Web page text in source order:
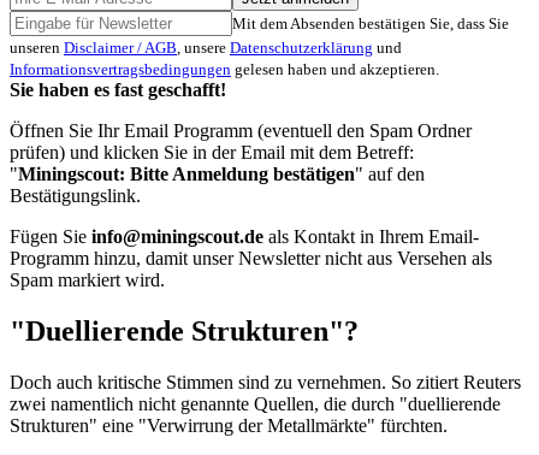
Mit dem Absenden bestätigen Sie, dass Sie
unseren Disclaimer / AGB, unsere Datenschutzerklärung und
Informationsvertragsbedingungen gelesen haben und akzeptieren.
Sie haben es fast geschafft!
Öffnen Sie Ihr Email Programm (eventuell den Spam Ordner
prüfen) und klicken Sie in der Email mit dem Betreff:
"Miningscout: Bitte Anmeldung bestätigen" auf den
Bestätigungslink.
Fügen Sie info@miningscout.de als Kontakt in Ihrem Email-
Programm hinzu, damit unser Newsletter nicht aus Versehen als
Spam markiert wird.
"Duellierende Strukturen"?
Doch auch kritische Stimmen sind zu vernehmen. So zitiert Reuters
zwei namentlich nicht genannte Quellen, die durch "duellierende
Strukturen" eine "Verwirrung der Metallmärkte" fürchten.